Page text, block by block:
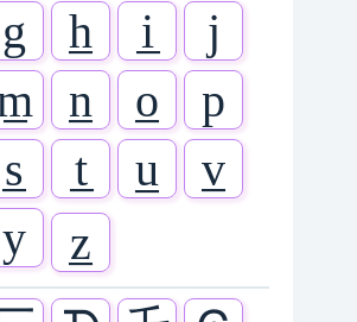
g̲ h̲ i̲
j̲
n̲ o̲
p̲
s̲ t̲ u̲
v̲
y̲
z̲